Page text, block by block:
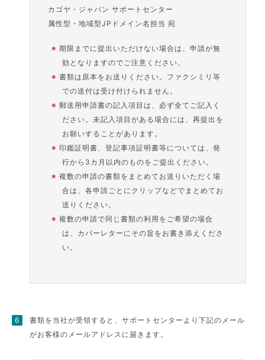
カゴヤ・ジャパン サポートセンター
属性型・地域型JPドメイン名担当 宛
※期限までに提出いただけない場合は、申請が無
効となりますのでご注意ください。
※書類は原本をお送りください。ファクシミリ等
での送付は受け付けられません。
※郵送用申請書の記入項目は、必ず全てご記入く
ださい。未記入項目がある場合には、再提出を
お願いすることがあります。
※印鑑証明書、登記事項証明書等については、発
行から3カ月以内のものをご提出ください。
※複数の申請の書類をまとめてお送りいただく場
合は、各申請ごとにクリップなどでまとめてお
送りください。
※複数の申請で同じ書類の利用をご希望の場合
は、カバーレターにその旨をお書き添えくださ
い。
書類を当社が受領すると、サポートセンターより下記のメール
がお客様のメールアドレスに届きます。